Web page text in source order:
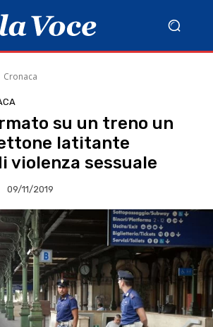
Cronaca
su un treno un
latitante
violenza sessuale
09/11/2019